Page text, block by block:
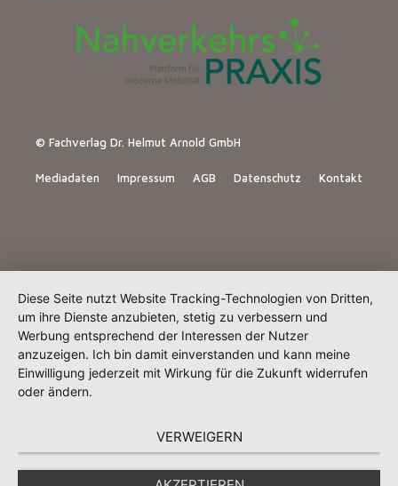
© Fachverlag Dr. Helmut Arnold GmbH
Mediadaten Impressum AGB Datenschutz Kontakt
Diese Seite nutzt Website Tracking-Technologien von Dritten,
um ihre Dienste anzubieten, stetig zu verbessern und
Werbung entsprechend der Interessen der Nutzer
anzuzeigen. Ich bin damit einverstanden und kann meine
Einwilligung jederzeit mit Wirkung für die Zukunft widerrufen
oder ändern.
VERWEIGERN